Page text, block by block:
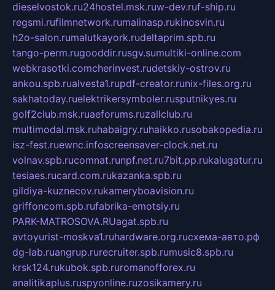
dieselvostok.ru24hostel.msk.ruw-dev.ruf-ship.ru
regsmi.rufilmnetwork.rumalinasp.rukinosvin.ru
h2o-salon.rumalutkayork.rudeltaprim.spb.ru
tango-perm.rugooddir.rusgv.sumultiki-online.com
webkrasotki.comcherinvest.rudetskiy-ostrov.ru
ankou.spb.rualvesta1.rupdf-creator.runix-files.org.ru
sakhatoday.ruelektrikersymboler.rusputnikyes.ru
golf2club.msk.ruaeforums.ruzallclub.ru
multimodal.msk.ruhabaigry.ruhaikko.rusobakopedia.ru
isz-fest.ruewnc.infoscreensaver-clock.net.ru
volnav.spb.rucomnat.runpf.net.ru7bit.pp.rukalugatur.ru
tesiaes.rucard.com.rukazanka.spb.ru
gildiya-kuznecov.rukameryboavision.ru
griffoncom.spb.rufabrika-emotsiy.ru
PARK-MATROSOVA.RUagat.spb.ru
avtoyurist-moskva1.ruhardware.org.ruсхема-авто.рф
dg-lab.ruangrup.rurecruiter.spb.rumusic8.spb.ru
krsk124.rukubok.spb.ruromanofforex.ru
analitikaplus.ruspyonline.ruzosikamery.ru